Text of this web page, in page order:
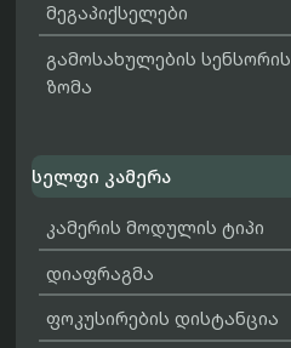
მეგაპიქსელები
გამოსახულების სენსორის
ზომა
სელფი კამერა
კამერის მოდულის ტიპი
დიაფრაგმა
ფოკუსირების დისტანცია